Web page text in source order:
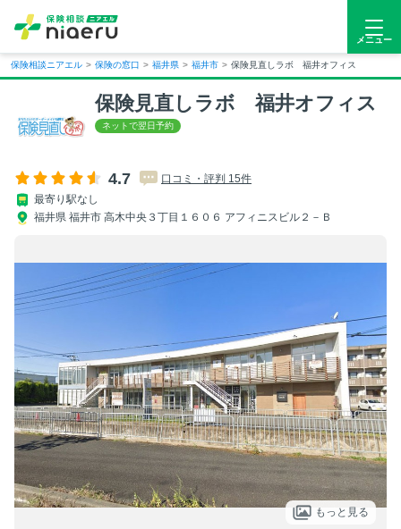
メニュー
保険相談ニアエル > 保険の窓口 > 福井県 > 福井市 > 保険見直しラボ 福井オフィス
保険見直しラボ 福井オフィス
4.7
口コミ・評判 15件
最寄り駅なし
福井県 福井市 高木中央３丁目１６０６ アフィニスビル２－Ｂ
もっと見る